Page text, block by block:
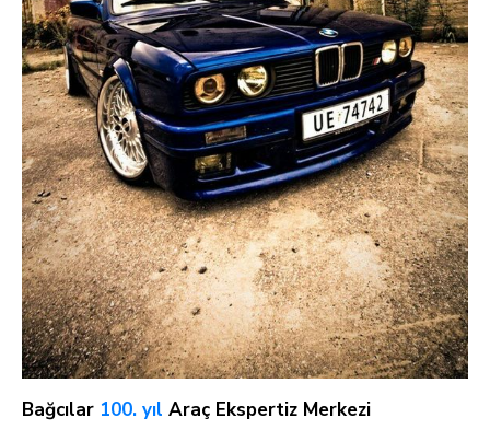
Bağcılar 100. yıl Araç Ekspertiz Merkezi